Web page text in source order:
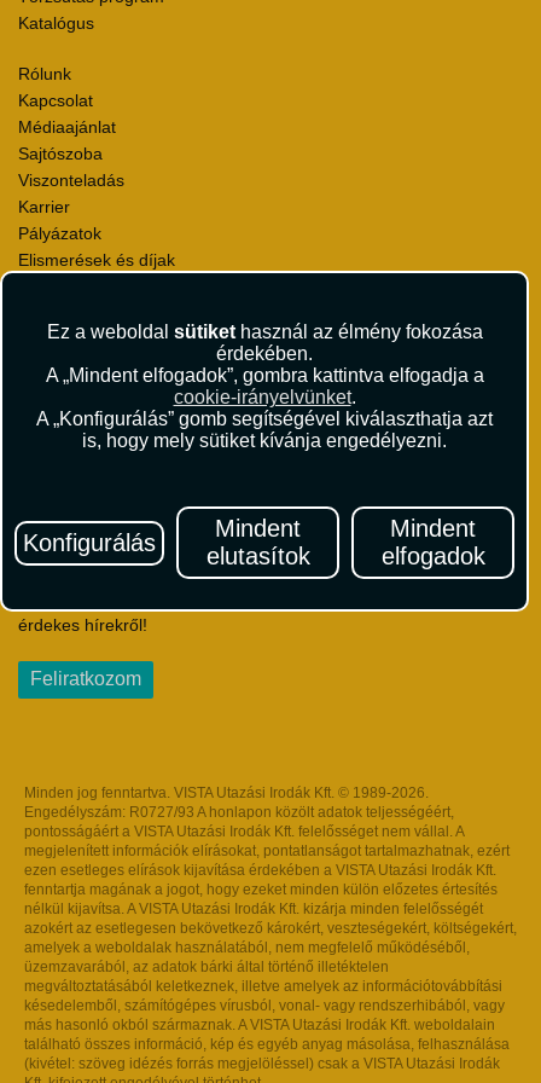
Ez a weboldal sütikethasznál az élmény fokozása
érdekében.
A „Mindent elfogadok”, gombra kattintva elfogadja a
cookie-irányelvünket.
A „Konfigurálás” gomb segítségével kiválaszthatja azt
is, hogy mely sütiket kívánja engedélyezni.
Konfigurálás
Mindent
elutasítok
Mindent
elfogadok
Katalógus
Rólunk
Kapcsolat
Médiaajánlat
Sajtószoba
Viszonteladás
Karrier
Pályázatok
Elismerések és díjak
Utazási Csomag Szerződési Feltételek
Útlemondás-biztosítás Szerződési Feltételek
Utasbiztosítás Szerződési Feltételek
Repülőjegy Szerződési Feltételek
Adatvédelem
Hírlevél
Iratkozzon fel Magyarország egyik legszínesebb utazási
érdekes hírekről!
Feliratkozom
Minden jog fenntartva. VISTA Utazási Irodák Kft. © 1989-2026.
Engedélyszám: R0727/93 A honlapon közölt adatok teljességéért,
pontosságáért a VISTA Utazási Irodák Kft. felelősséget nem vállal. A
megjelenített információk elírásokat, pontatlanságot tartalmazhatnak, ezért
ezen esetleges elírások kijavítása érdekében a VISTA Utazási Irodák Kft.
fenntartja magának a jogot, hogy ezeket minden külön előzetes értesítés
nélkül kijavítsa. A VISTA Utazási Irodák Kft. kizárja minden felelősségét
azokért az esetlegesen bekövetkező károkért, veszteségekért, költségekért,
amelyek a weboldalak használatából, nem megfelelő működéséből,
üzemzavarából, az adatok bárki által történő illetéktelen
megváltoztatásából keletkeznek, illetve amelyek az információtovábbítási
késedelemből, számítógépes vírusból, vonal- vagy rendszerhibából, vagy
más hasonló okból származnak. A VISTA Utazási Irodák Kft. weboldalain
található összes információ, kép és egyéb anyag másolása, felhasználása
(kivétel: szöveg idézés forrás megjelöléssel) csak a VISTA Utazási Irodák